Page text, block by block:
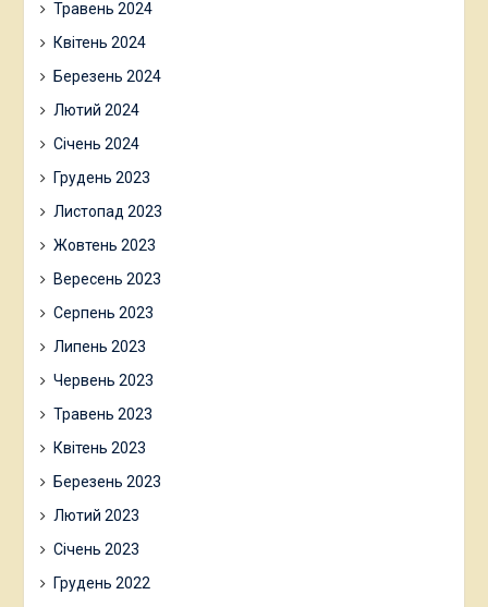
Травень 2024
Квітень 2024
Березень 2024
Лютий 2024
Січень 2024
Грудень 2023
Листопад 2023
Жовтень 2023
Вересень 2023
Серпень 2023
Липень 2023
Червень 2023
Травень 2023
Квітень 2023
Березень 2023
Лютий 2023
Січень 2023
Грудень 2022